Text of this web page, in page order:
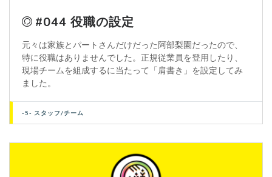
#044 役職の設定
元々は家族とパートさんだけだった阿部梨園だったので、
特に役職はありませんでした。正規従業員を登用したり、
現場チームを組成するに当たって「肩書き」を設定してみ
ました。
-5- スタッフ/チーム